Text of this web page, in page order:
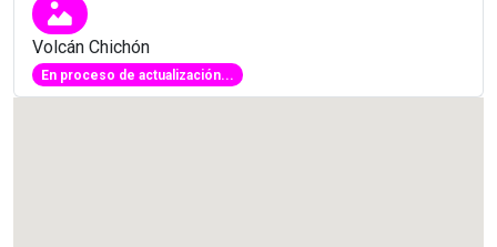
Volcán Chichón
En proceso de actualización...